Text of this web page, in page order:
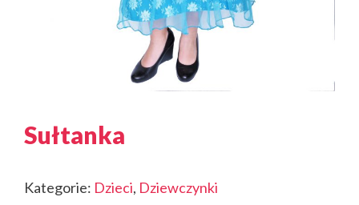
Sułtanka
Kategorie: Dzieci, Dziewczynki